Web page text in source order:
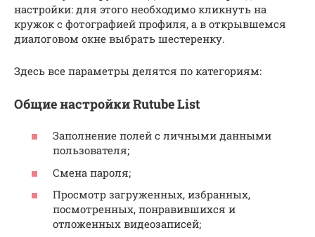
настройки: для этого необходимо кликнуть на
кружок с фотографией профиля, а в открывшемся
диалоговом окне выбрать шестеренку.
Здесь все параметры делятся по категориям:
Общие настройки Rutube List
Заполнение полей с личными данными
пользователя;
Смена пароля;
Просмотр загруженных, избранных,
посмотренных, понравившихся и
отложенных видеозаписей;